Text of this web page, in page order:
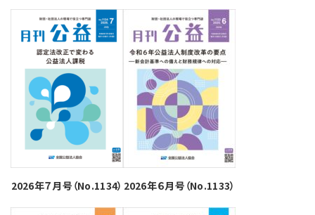
2026年７月号（No.1134） 2026年６月号（No.1133）